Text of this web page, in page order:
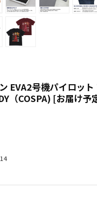
EVA2号機パイロッ
（COSPA) [お届け予